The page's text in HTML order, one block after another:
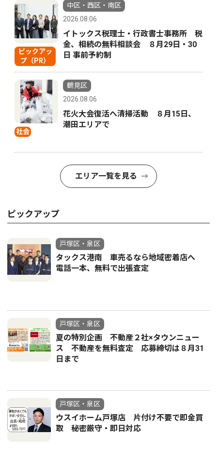
ピックアッ
プ（PR）
中区・西区・南区
2026.08.06
イトックス税理士・行政書士事務所 税
金、相続の無料相談会 ８月29日・30
日 事前予約制
社会
鶴見区
2026.08.06
花火大会復活へ清掃活動 ８月15日、
潮田エリアで
エリア一覧を見る
ピックアップ
戸塚区・泉区
タックス港南 車売るなら地域密着店へ
電話一本、無料で出張査定
戸塚区・泉区
夏の特別企画 不動産２社×タウンニュー
ス 不動産を無料査定 応募締切は８月31
日まで
戸塚区・泉区
ウスイホーム戸塚店 片付け不要で即金買
取 秘密厳守・即日対応